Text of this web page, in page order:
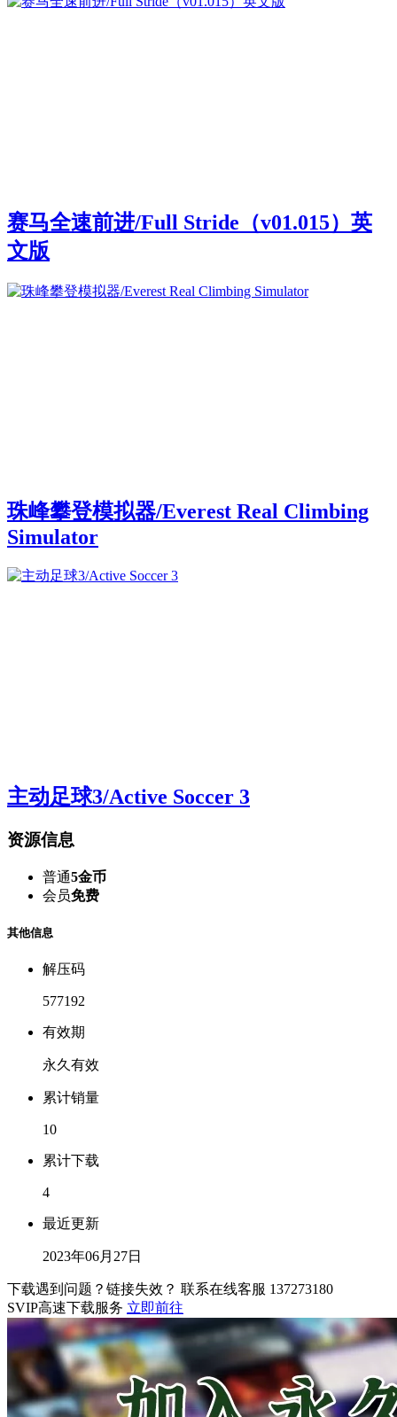
赛马全速前进/Full Stride（v01.015）英
文版
珠峰攀登模拟器/Everest Real Climbing
Simulator
主动足球3/Active Soccer 3
资源信息
普通5金币
会员免费
其他信息
解压码
577192
有效期
永久有效
累计销量
10
累计下载
4
最近更新
2023年06月27日
下载遇到问题？链接失效？ 联系在线客服 137273180
SVIP高速下载服务 立即前往